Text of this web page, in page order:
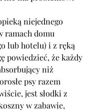
niejednego
ramach domu
lub hotelu) i z ręką
powiedzieć, że każdy
niż
psy razem
jest słodki z
w zabawie,